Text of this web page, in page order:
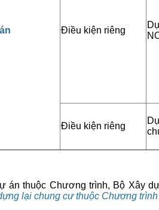
Điều kiện riêng
Điều kiện riêng
án thuộc Chương trình, Bộ Xây
lại chung cưthuộc Chương trình